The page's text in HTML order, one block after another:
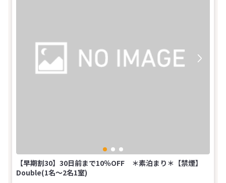
【早期割30】30日前まで10％OFF ＊素泊まり＊【禁煙】
Double(1名～2名1室)